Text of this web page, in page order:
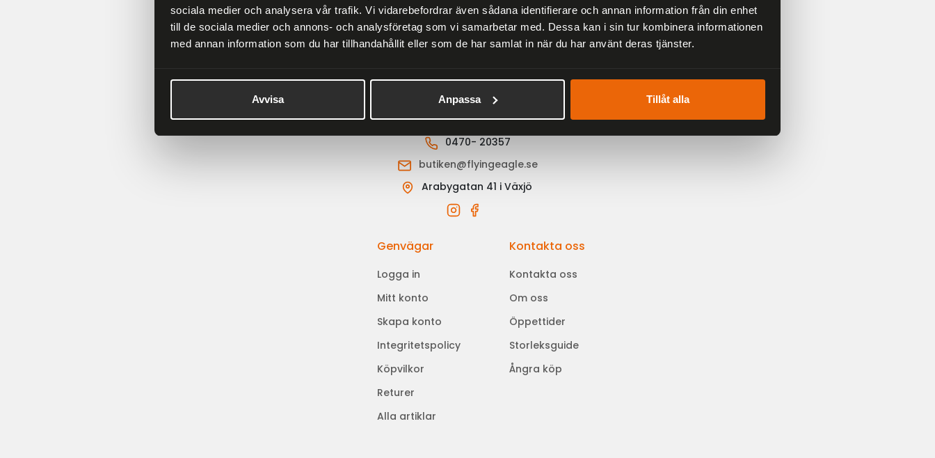
sociala medier och analysera vår trafik. Vi vidarebefordrar även sådana identifierare och annan information från din enhet
till de sociala medier och annons- och analysföretag som vi samarbetar med. Dessa kan i sin tur kombinera informationen
med annan information som du har tillhandahållit eller som de har samlat in när du har använt deras tjänster.
Avvisa Anpassa Tillåt alla
Välkommen till Flying Eagles webbshop!
Har du frågor om en produkt? Tveka inte på att ringa oss så hjälper vi dig på bästa sätt.
Läs mer om klarna
0470- 20357
butiken@flyingeagle.se
Arabygatan 41 i Växjö
Genvägar
Logga in
Mitt konto
Skapa konto
Integritetspolicy
Köpvilkor
Returer
Alla artiklar
Kontakta oss
Kontakta oss
Om oss
Öppettider
Storleksguide
Ångra köp